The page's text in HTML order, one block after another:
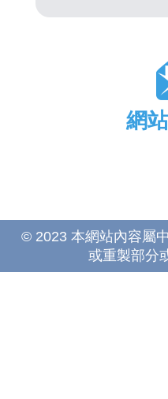
網
© 2023 本網站內容屬
或重製部分